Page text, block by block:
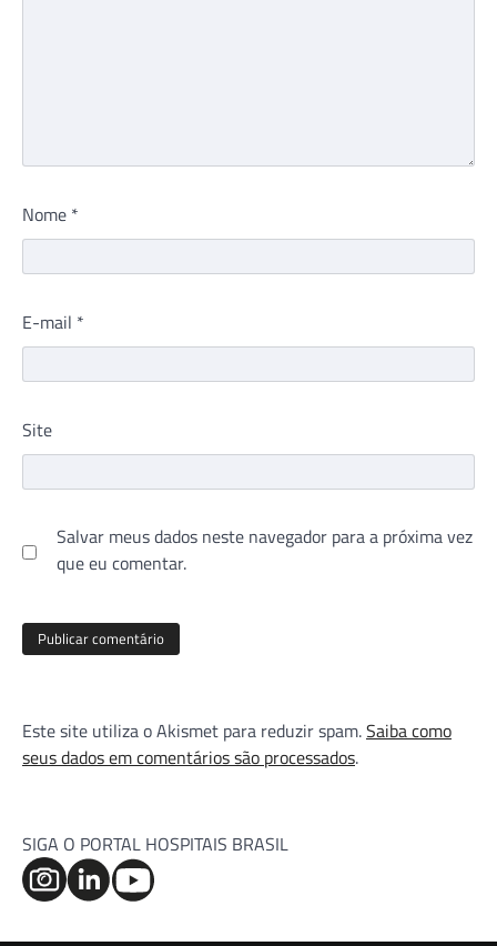
Nome *
E-mail *
Site
Salvar meus dados neste navegador para a próxima vez
que eu comentar.
Este site utiliza o Akismet para reduzir spam.Saiba como
seus dados em comentários são processados.
SIGA O PORTAL HOSPITAIS BRASIL